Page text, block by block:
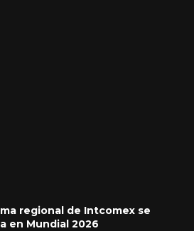
regional de Intcomex se
en Mundial 2026